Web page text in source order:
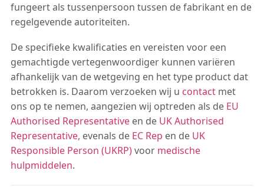
fungeert als tussenpersoon tussen de fabrikant en de
regelgevende autoriteiten.
De specifieke kwalificaties en vereisten voor een
gemachtigde vertegenwoordiger kunnen variëren
afhankelijk van de wetgeving en het type product dat
betrokken is. Daarom verzoeken wij u contact met
ons op te nemen, aangezien wij optreden als de EU
Authorised Representative en de UK Authorised
Representative, evenals de EC Rep en de UK
Responsible Person (UKRP)voor medische
hulpmiddelen.